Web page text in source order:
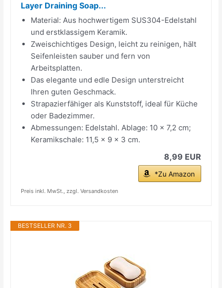
Layer Draining Soap...
Material: Aus hochwertigem SUS304-Edelstahl
und erstklassigem Keramik.
Zweischichtiges Design, leicht zu reinigen, hält
Seifenleisten sauber und fern von
Arbeitsplatten.
Das elegante und edle Design unterstreicht
Ihren guten Geschmack.
Strapazierfähiger als Kunststoff, ideal für Küche
oder Badezimmer.
Abmessungen: Edelstahl. Ablage: 10 x 7,2 cm;
Keramikschale: 11,5 x 9 x 3 cm.
8,99 EUR
*Zu Amazon
Preis inkl. MwSt., zzgl. Versandkosten
BESTSELLER NR. 3